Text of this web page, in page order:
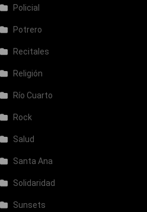
Policial
Potrero
Recitales
Religión
Río Cuarto
Rock
Salud
Santa Ana
Solidaridad
Sunsets